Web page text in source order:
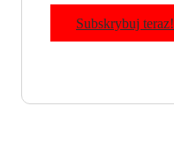
Subskrybuj teraz!